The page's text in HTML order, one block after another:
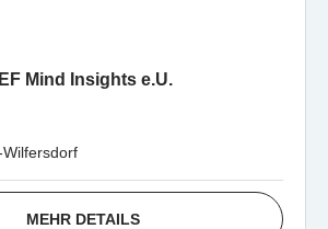
EF Mind Insights e.U.
MEHR DETAILS